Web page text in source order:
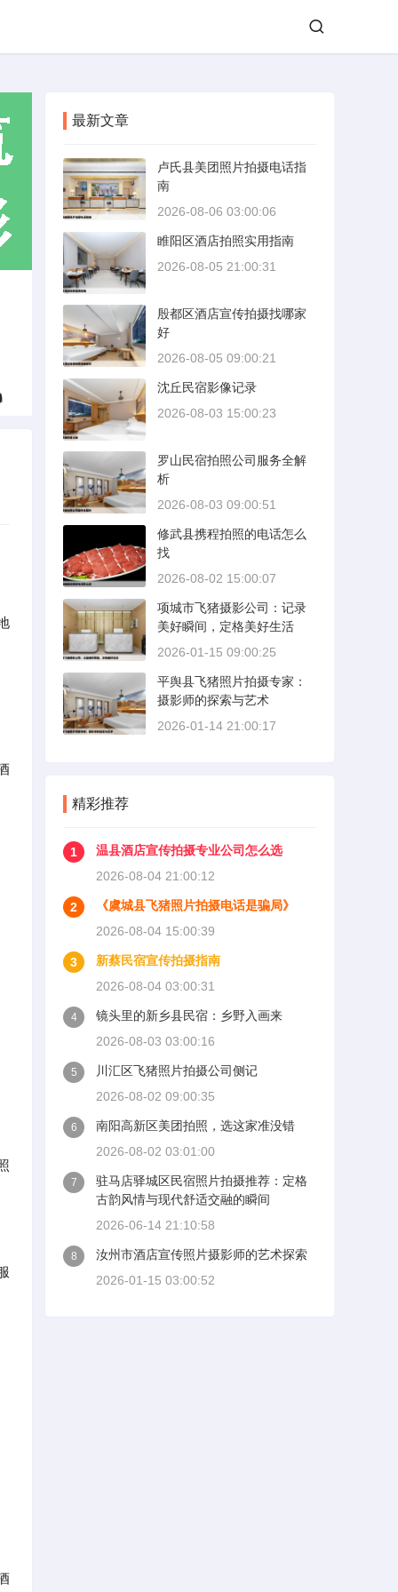
最新文章
卢氏县美团照片拍摄电话指
南
2026-08-06 03:00:06
睢阳区酒店拍照实用指南
2026-08-05 21:00:31
殷都区酒店宣传拍摄找哪家
好
2026-08-05 09:00:21
沈丘民宿影像记录
2026-08-03 15:00:23
罗山民宿拍照公司服务全解
析
2026-08-03 09:00:51
修武县携程拍照的电话怎么
找
2026-08-02 15:00:07
项城市飞猪摄影公司：记录
美好瞬间，定格美好生活
2026-01-15 09:00:25
平舆县飞猪照片拍摄专家：
摄影师的探索与艺术
2026-01-14 21:00:17
精彩推荐
1
温县酒店宣传拍摄专业公司怎么选
2026-08-04 21:00:12
2
《虞城县飞猪照片拍摄电话是骗局》
2026-08-04 15:00:39
3
新蔡民宿宣传拍摄指南
2026-08-04 03:00:31
4
镜头里的新乡县民宿：乡野入画来
2026-08-03 03:00:16
5
川汇区飞猪照片拍摄公司侧记
2026-08-02 09:00:35
6
南阳高新区美团拍照，选这家准没错
2026-08-02 03:01:00
7
驻马店驿城区民宿照片拍摄推荐：定格
古韵风情与现代舒适交融的瞬间
2026-06-14 21:10:58
8
汝州市酒店宣传照片摄影师的艺术探索
2026-01-15 03:00:52